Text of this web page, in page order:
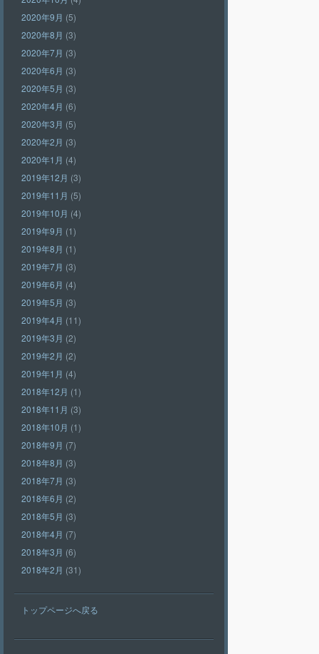
2020年9月 (5)
2020年8月 (3)
2020年7月 (3)
2020年6月 (3)
2020年5月 (3)
2020年4月 (6)
2020年3月 (5)
2020年2月 (3)
2020年1月 (4)
2019年12月 (3)
2019年11月 (5)
2019年10月 (4)
2019年9月 (1)
2019年8月 (1)
2019年7月 (3)
2019年6月 (4)
2019年5月 (3)
2019年4月 (11)
2019年3月 (2)
2019年2月 (2)
2019年1月 (4)
2018年12月 (1)
2018年11月 (3)
2018年10月 (1)
2018年9月 (7)
2018年8月 (3)
2018年7月 (3)
2018年6月 (2)
2018年5月 (3)
2018年4月 (7)
2018年3月 (6)
2018年2月 (31)
トップページへ戻る